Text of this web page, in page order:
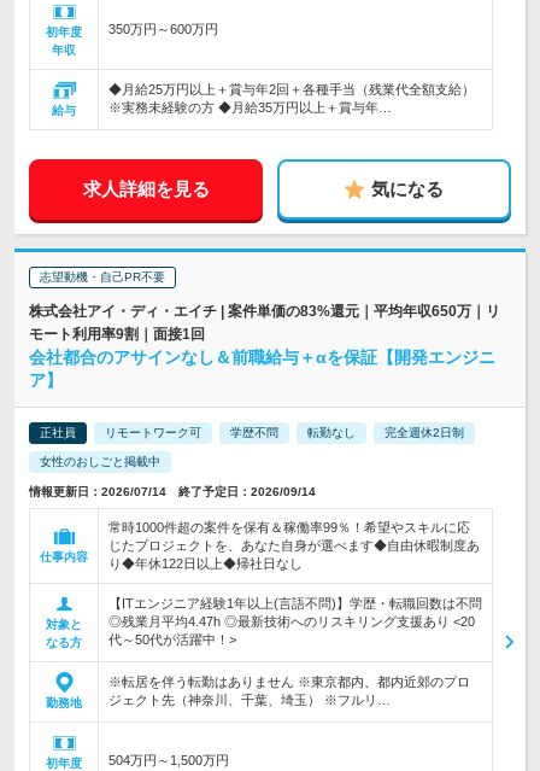
初年度
年収
350万円～600万円
給与
◆月給25万円以上＋賞与年2回＋各種手当（残業代全額支給）
※実務未経験の方 ◆月給35万円以上＋賞与年…
求人詳細を見る 気になる
志望動機・自己PR不要
株式会社アイ・ディ・エイチ | 案件単価の83%還元｜平均年収650万｜リ
モート利用率9割｜面接1回
会社都合のアサインなし＆前職給与＋αを保証【開発エンジニ
ア】
正社員 リモートワーク可 学歴不問 転勤なし 完全週休2日制
女性のおしごと掲載中
情報更新日：2026/07/14 終了予定日：2026/09/14
仕事内容
常時1000件超の案件を保有＆稼働率99％！希望やスキルに応
じたプロジェクトを、あなた自身が選べます◆自由休暇制度あ
り◆年休122日以上◆帰社日なし
対象と
なる方
【ITエンジニア経験1年以上(言語不問)】学歴・転職回数は不問
◎残業月平均4.47h ◎最新技術へのリスキリング支援あり <20
代～50代が活躍中！>
勤務地
※転居を伴う転勤はありません ※東京都内、都内近郊のプロ
ジェクト先（神奈川、千葉、埼玉） ※フルリ…
初年度
504万円～1,500万円